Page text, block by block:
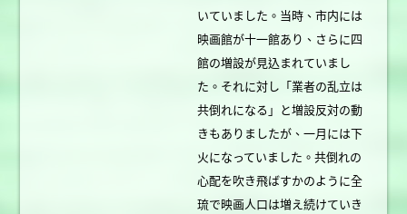
いていました。当時、市内には
映画館が十一館あり、さらに四
館の増設が見込まれていまし
た。それに対し「業者の乱立は
共倒れになる」と増設反対の動
きもありましたが、一月には下
火になっていました。共倒れの
心配を吹き飛ばすかのように全
琉で映画人口は増え続けていき